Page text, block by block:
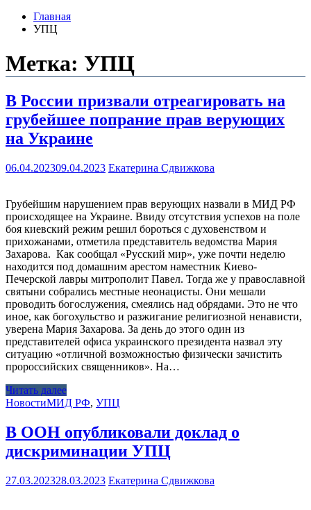
Главная
УПЦ
Метка: УПЦ
В России призвали отреагировать на
грубейшее попрание прав верующих
на Украине
06.04.202309.04.2023 Екатерина Сдвижкова
Грубейшим нарушением прав верующих назвали в МИД РФ
происходящее на Украине. Ввиду отсутствия успехов на поле
боя киевский режим решил бороться с духовенством и
прихожанами, отметила представитель ведомства Мария
Захарова. Как сообщал «Русский мир», уже почти неделю
находится под домашним арестом наместник Киево-
Печерской лавры митрополит Павел. Тогда же у православной
святыни собрались местные неонацисты. Они мешали
проводить богослужения, смеялись над обрядами. Это не что
иное, как богохульство и разжигание религиозной ненависти,
уверена Мария Захарова. За день до этого один из
представителей офиса украинского президента назвал эту
ситуацию «отличной возможностью физически зачистить
пророссийских священников». На…
Читать далее
НовостиМИД РФ, УПЦ
В ООН опубликовали доклад о
дискриминации УПЦ
27.03.202328.03.2023 Екатерина Сдвижкова